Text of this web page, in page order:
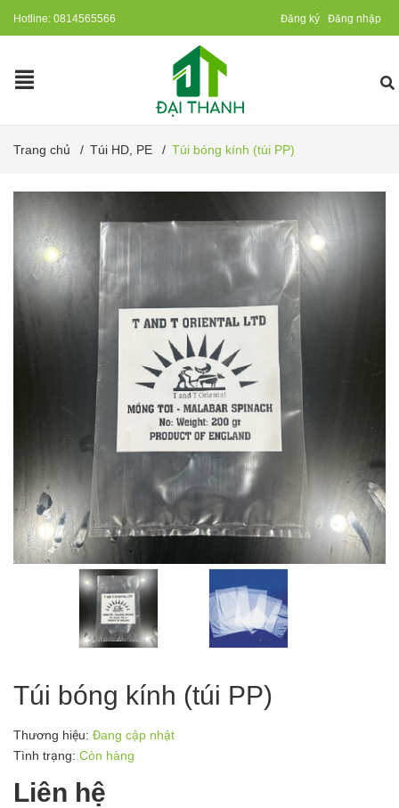
Hotline: 0814565566 Đăng ký Đăng nhập
Trang chủ / Túi HD, PE / Túi bóng kính (túi PP)
Túi bóng kính (túi PP)
Thương hiệu: Đang cập nhật
Tình trạng: Còn hàng
Liên hệ